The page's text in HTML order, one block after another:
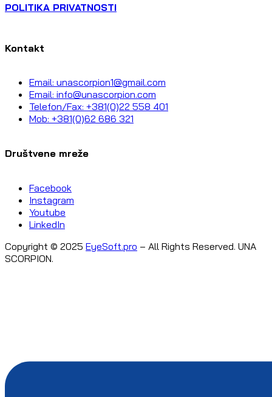
POLITIKA PRIVATNOSTI
Kontakt
Email: unascorpion1@gmail.com
Email: info@unascorpion.com
Telefon/Fax: +381(0)22 558 401
Mob: +381(0)62 686 321
Društvene mreže
Facebook
Instagram
Youtube
LinkedIn
Copyright © 2025 EyeSoft.pro – All Rights Reserved. UNA
SCORPION.